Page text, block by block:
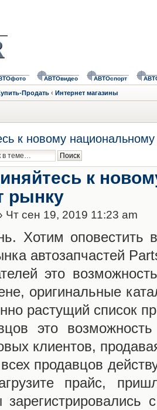
АВТОвидео АВТОспорт
Продать ‹ Интернет магазины
к новому национальному
к
рынку
Чт сен 19, 2019 11:23 am
Хотим оповестить
автозапчастей
это
оригинальные
растущий список
это
клиентов,
продавцов
прайс,